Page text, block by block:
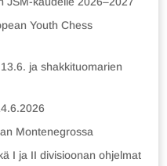
Youth Chess
ja shakkituomarien
Montenegrossa
I ja II divisioonan ohjelmat